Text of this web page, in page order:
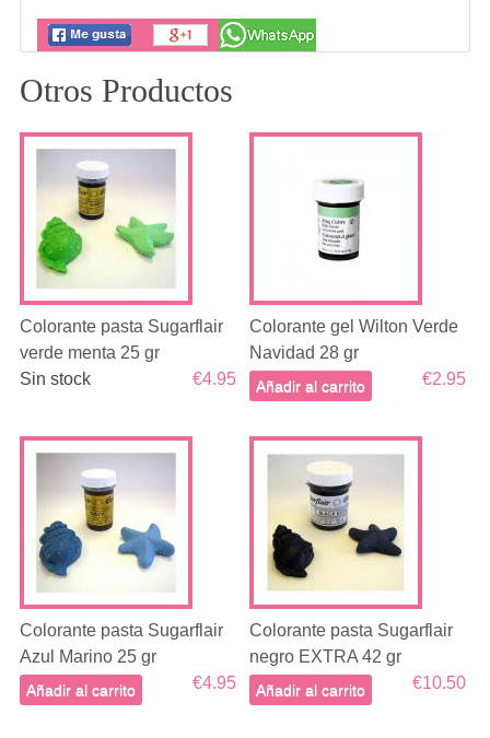
Otros Productos
Colorante pasta Sugarflair
verde menta 25 gr
€4.95
Sin stock
Colorante gel Wilton Verde
Navidad 28 gr
€2.95
Añadir al carrito
Colorante pasta Sugarflair
Azul Marino 25 gr
€4.95
Añadir al carrito
Colorante pasta Sugarflair
negro EXTRA 42 gr
€10.50
Añadir al carrito